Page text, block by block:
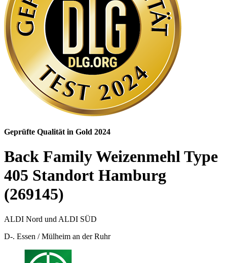
Geprüfte Qualität in Gold 2024
Back Family Weizenmehl Type
405 Standort Hamburg
(269145)
ALDI Nord und ALDI SÜD
D-. Essen / Mülheim an der Ruhr